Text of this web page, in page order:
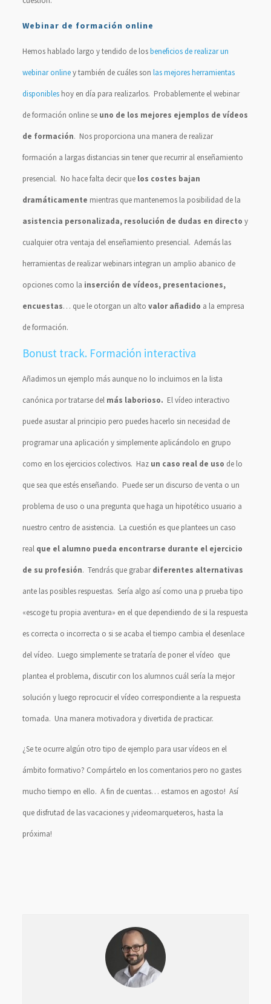
Webinar de formación online
Hemos hablado largo y tendido de losbeneficios de realizar un
webinar onliney también de cuáles son las mejores herramientas
disponibleshoy en día para realizarlos. Probablemente el webinar
de formación online se uno de los mejores ejemplos de vídeos
de formación. Nos proporciona una manera de realizar
formación a largas distancias sin tener que recurrir al enseñamiento
presencial. No hace falta decir que los costes bajan
dramáticamente mientras que mantenemos la posibilidad de la
asistencia personalizada, resolución de dudas en directo y
cualquier otra ventaja del enseñamiento presencial. Además las
herramientas de realizar webinars integran un amplio abanico de
opciones como la inserción de vídeos, presentaciones,
encuestas… que le otorgan un alto valor añadido a la empresa
de formación.
Bonust track. Formación interactiva
Añadimos un ejemplo más aunque no lo incluimos en la lista
canónica por tratarse del más laborioso. El vídeo interactivo
puede asustar al principio pero puedes hacerlo sin necesidad de
programar una aplicación y simplemente aplicándolo en grupo
como en los ejercicios colectivos. Haz un caso real de uso de lo
que sea que estés enseñando. Puede ser un discurso de venta o un
problema de uso o una pregunta que haga un hipotético usuario a
nuestro centro de asistencia. La cuestión es que plantees un caso
real que el alumno pueda encontrarse durante el ejercicio
de su profesión. Tendrás que grabardiferentes alternativas
ante las posibles respuestas. Sería algo así como una p prueba tipo
«escoge tu propia aventura» en el que dependiendo de si la respuesta
es correcta o incorrecta o si se acaba el tiempo cambia el desenlace
del vídeo. Luego simplemente se trataría de poner el vídeo que
plantea el problema, discutir con los alumnos cuál sería la mejor
solución y luego reprocucir el vídeo correspondiente a la respuesta
tomada. Una manera motivadora y divertida de practicar.
¿Se te ocurre algún otro tipo de ejemplo para usar vídeos en el
ámbito formativo? Compártelo en los comentarios pero no gastes
mucho tiempo en ello. A fin de cuentas… estamos en agosto! Así
que disfrutad de las vacaciones y ¡videomarqueteros, hasta la
próxima!